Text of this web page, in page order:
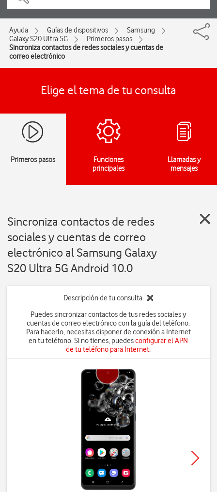
Ayuda Guías de dispositivos
Samsung
Galaxy S20 Ultra 5G
Primeros pasos
Sincroniza contactos de redes sociales y cuentas de
correo electrónico
Elige el tema de tu consulta
Primeros pasos
Funciones
principales
Llamadas y
mensajes
Sincroniza contactos de redes
sociales y cuentas de correo
electrónico al Samsung Galaxy
S20 Ultra 5G Android 10.0
Descripción de tu consulta
Puedes sincronizar contactos de tus redes sociales y
cuentas de correo electrónico con la guía del teléfono.
Para hacerlo, necesitas disponer de conexión a Internet
en tu teléfono. Si no tienes, puedesconfigurar el APN
de tu teléfono para Internet.